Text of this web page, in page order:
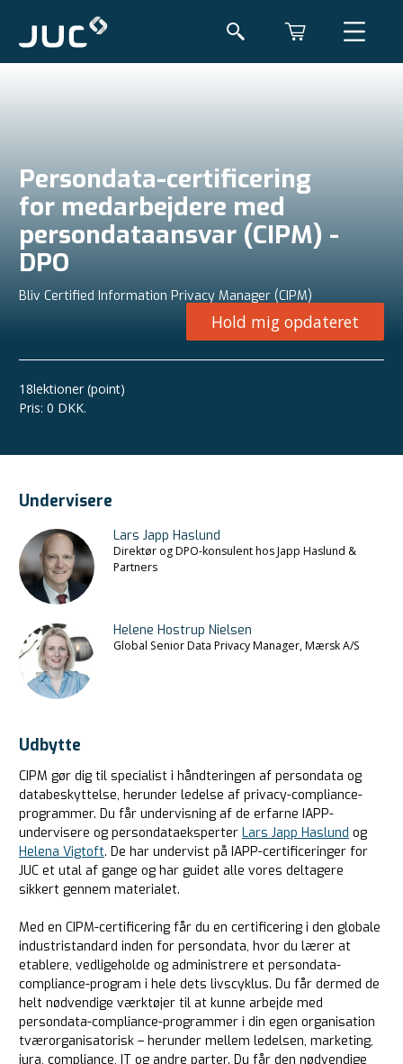
Persondata-certificering
for medarbejdere med
persondataansvar (CIPM) -
DPO
Bliv Certified Information Privacy Manager (CIPM)
Hold mig opdateret
18lektioner (point)
Pris: 0 DKK.
Undervisere
Lars Japp Haslund
Direktør og DPO-konsulent hos Japp Haslund &
Partners
Helene Hostrup Nielsen
Global Senior Data Privacy Manager, Mærsk A/S
Udbytte
CIPM gør dig til specialist i håndteringen af persondata og
databeskyttelse, herunder ledelse af privacy-compliance-
programmer. Du får undervisning af de erfarne IAPP-
undervisere og persondataeksperter Lars Japp Haslund og
Helena Vigtoft. De har undervist på IAPP-certificeringer for
JUC et utal af gange og har guidet alle vores deltagere
sikkert gennem materialet.
Med en CIPM-certificering får du en certificering i den globale
industristandard inden for persondata, hvor du lærer at
etablere, vedligeholde og administrere et persondata-
compliance-program i hele dets livscyklus. Du får dermed de
helt nødvendige værktøjer til at kunne arbejde med
persondata-compliance-programmer i din egen organisation
tværorganisatorisk – herunder mellem ledelsen, marketing,
jura, compliance, IT og andre parter. Du får den nødvendige